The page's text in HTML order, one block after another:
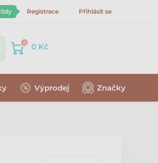
Registrace Přihlásit se
0 0 Kč
Výprodej Značky